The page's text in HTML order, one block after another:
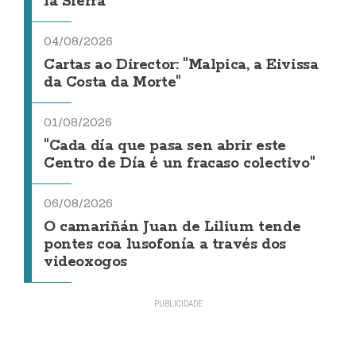
04/08/2026
Cartas ao Director: "Malpica, a Eivissa
da Costa da Morte"
01/08/2026
"Cada día que pasa sen abrir este
Centro de Día é un fracaso colectivo"
06/08/2026
O camariñán Juan de Lilium tende
pontes coa lusofonía a través dos
videoxogos